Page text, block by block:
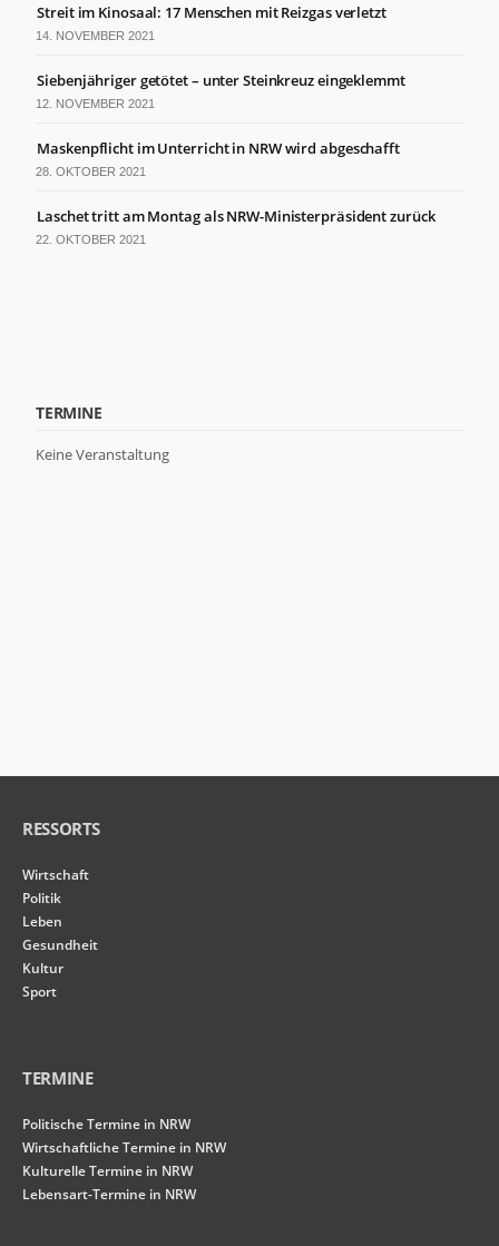
Streit im Kinosaal: 17 Menschen mit Reizgas verletzt
14. NOVEMBER 2021
Siebenjähriger getötet – unter Steinkreuz eingeklemmt
12. NOVEMBER 2021
Maskenpflicht im Unterricht in NRW wird abgeschafft
28. OKTOBER 2021
Laschet tritt am Montag als NRW-Ministerpräsident zurück
22. OKTOBER 2021
TERMINE
Keine Veranstaltung
RESSORTS
Wirtschaft
Politik
Leben
Gesundheit
Kultur
Sport
TERMINE
Politische Termine in NRW
Wirtschaftliche Termine in NRW
Kulturelle Termine in NRW
Lebensart-Termine in NRW
während
Ihres
möglich
funktioniert.
diese Cookies
ablehnen,
einige
Verhalten beim
Website mitteilen,
erhöhen Sie die